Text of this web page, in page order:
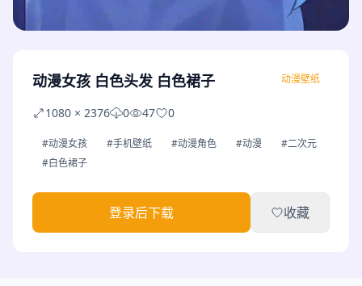
动漫女孩 白色头发 白色裙子 动漫壁纸
1080 × 2376 0 47 0
#动漫女孩 #手机壁纸 #动漫角色 #动漫
#二次元
#白色裙子
登录后下载 收藏